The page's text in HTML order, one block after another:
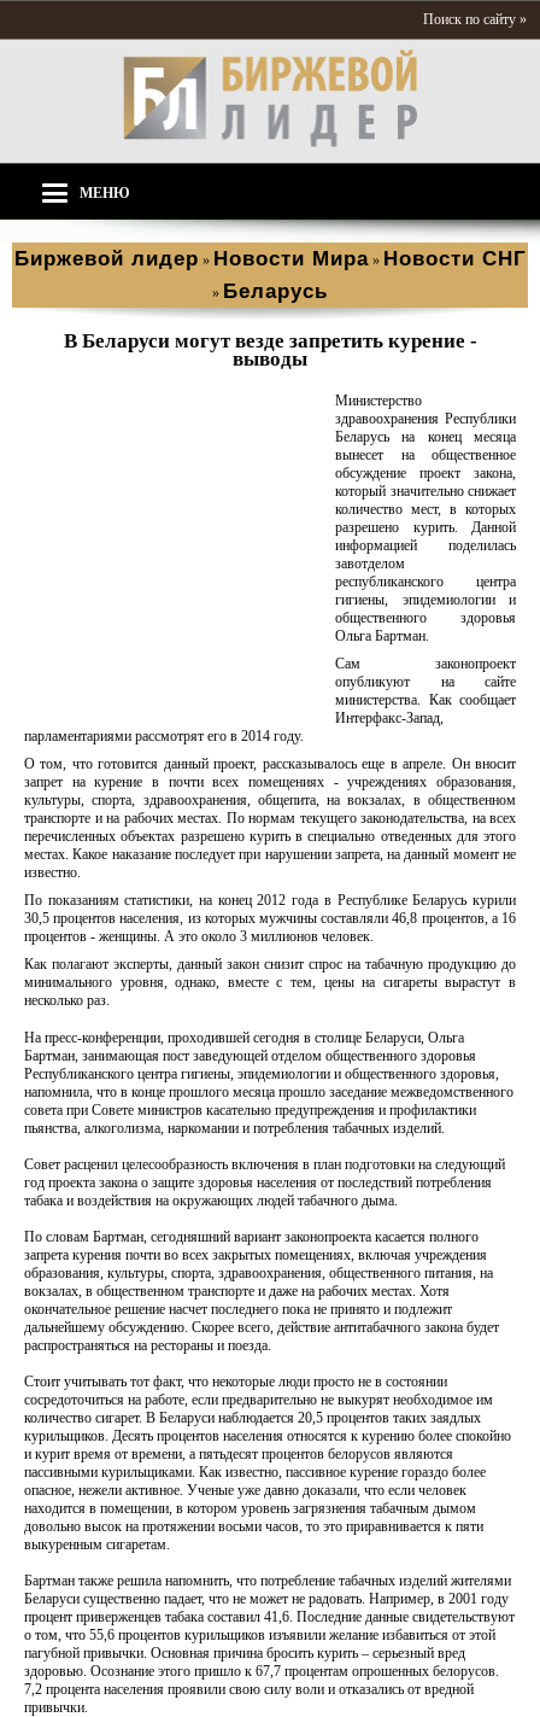
Поиск по сайту »
МЕНЮ
Биржевой лидер » Новости Мира » Новости СНГ
» Беларусь
В Беларуси могут везде запретить курение -
выводы
Министерство
здравоохранения Республики
Беларусь на конец месяца
вынесет на общественное
обсуждение проект закона,
который значительно снижает
количество мест, в которых
разрешено курить. Данной
информацией поделилась
завотделом
республиканского центра
гигиены, эпидемиологии и
общественного здоровья
Ольга Бартман.
Сам законопроект
опубликуют на сайте
министерства. Как сообщает
Интерфакс-Запад,
парламентариями рассмотрят его в 2014 году.
О том, что готовится данный проект, рассказывалось еще в апреле. Он вносит
запрет на курение в почти всех помещениях - учреждениях образования,
культуры, спорта, здравоохранения, общепита, на вокзалах, в общественном
транспорте и на рабочих местах. По нормам текущего законодательства, на всех
перечисленных объектах разрешено курить в специально отведенных для этого
местах. Какое наказание последует при нарушении запрета, на данный момент не
известно.
По показаниям статистики, на конец 2012 года в Республике Беларусь курили
30,5 процентов населения, из которых мужчины составляли 46,8 процентов, а 16
процентов - женщины. А это около 3 миллионов человек.
Как полагают эксперты, данный закон снизит спрос на табачную продукцию до
минимального уровня, однако, вместе с тем, цены на сигареты вырастут в
несколько раз.
На пресс-конференции, проходившей сегодня в столице Беларуси, Ольга
Бартман, занимающая пост заведующей отделом общественного здоровья
Республиканского центра гигиены, эпидемиологии и общественного здоровья,
напомнила, что в конце прошлого месяца прошло заседание межведомственного
совета при Совете министров касательно предупреждения и профилактики
пьянства, алкоголизма, наркомании и потребления табачных изделий.
Совет расценил целесообразность включения в план подготовки на следующий
год проекта закона о защите здоровья населения от последствий потребления
табака и воздействия на окружающих людей табачного дыма.
По словам Бартман, сегодняшний вариант законопроекта касается полного
запрета курения почти во всех закрытых помещениях, включая учреждения
образования, культуры, спорта, здравоохранения, общественного питания, на
вокзалах, в общественном транспорте и даже на рабочих местах. Хотя
окончательное решение насчет последнего пока не принято и подлежит
дальнейшему обсуждению. Скорее всего, действие антитабачного закона будет
распространяться на рестораны и поезда.
Стоит учитывать тот факт, что некоторые люди просто не в состоянии
сосредоточиться на работе, если предварительно не выкурят необходимое им
количество сигарет. В Беларуси наблюдается 20,5 процентов таких заядлых
курильщиков. Десять процентов населения относятся к курению более спокойно
и курит время от времени, а пятьдесят процентов белорусов являются
пассивными курильщиками. Как известно, пассивное курение гораздо более
опасное, нежели активное. Ученые уже давно доказали, что если человек
находится в помещении, в котором уровень загрязнения табачным дымом
довольно высок на протяжении восьми часов, то это приравнивается к пяти
выкуренным сигаретам.
Бартман также решила напомнить, что потребление табачных изделий жителями
Беларуси существенно падает, что не может не радовать. Например, в 2001 году
процент приверженцев табака составил 41,6. Последние данные свидетельствуют
о том, что 55,6 процентов курильщиков изъявили желание избавиться от этой
пагубной привычки. Основная причина бросить курить – серьезный вред
здоровью. Осознание этого пришло к 67,7 процентам опрошенных белорусов.
7,2 процента населения проявили свою силу воли и отказались от вредной
привычки.